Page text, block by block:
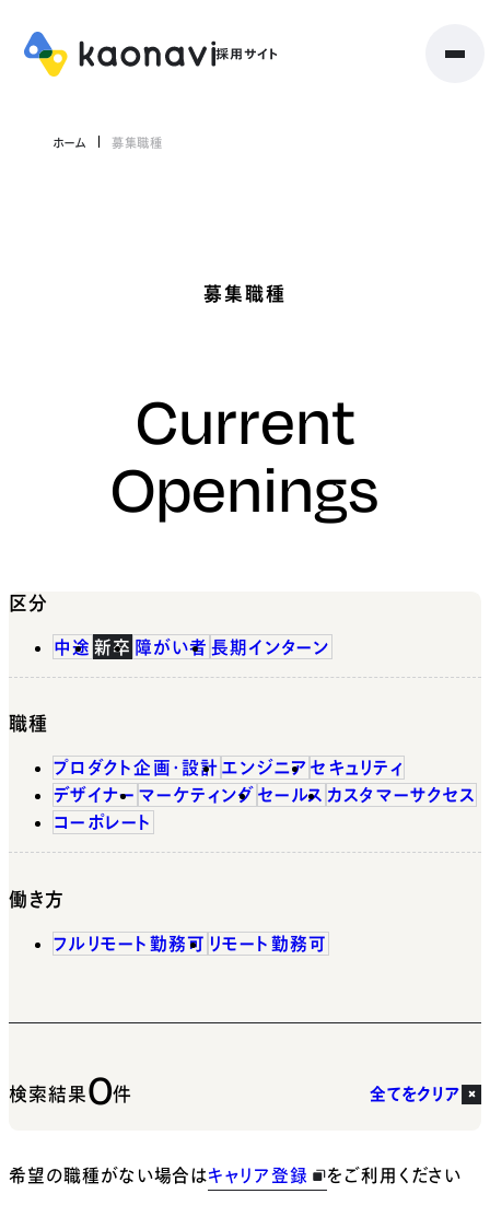
ホーム 募集職種
募集職種
Current
Openings
区分
中途 新卒 障がい者 長期インターン
職種
プロダクト企画・設計 エンジニア セキュリティ
デザイナー マーケティング セールス カスタマーサクセス
コーポレート
働き方
フルリモート勤務可 リモート勤務可
検索結果0件 全てをクリア
希望の職種がない場合はキャリア登録 をご利用ください